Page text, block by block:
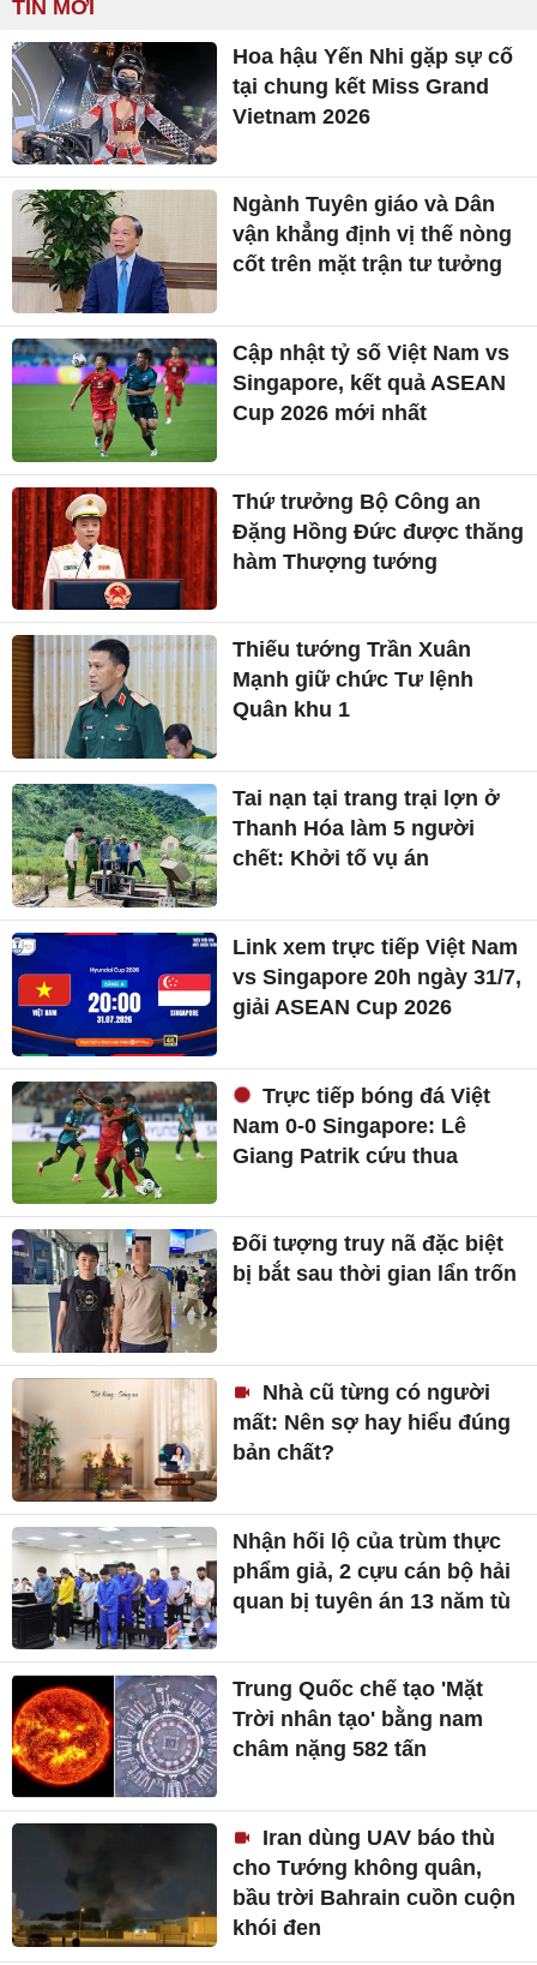
TIN MỚI
Hoa hậu Yến Nhi gặp sự cố
tại chung kết Miss Grand
Vietnam 2026
Ngành Tuyên giáo và Dân
vận khẳng định vị thế nòng
cốt trên mặt trận tư tưởng
Cập nhật tỷ số Việt Nam vs
Singapore, kết quả ASEAN
Cup 2026 mới nhất
Thứ trưởng Bộ Công an
Đặng Hồng Đức được thăng
hàm Thượng tướng
Thiếu tướng Trần Xuân
Mạnh giữ chức Tư lệnh
Quân khu 1
Tai nạn tại trang trại lợn ở
Thanh Hóa làm 5 người
chết: Khởi tố vụ án
Link xem trực tiếp Việt Nam
vs Singapore 20h ngày 31/7,
giải ASEAN Cup 2026
Trực tiếp bóng đá Việt
Nam 0-0 Singapore: Lê
Giang Patrik cứu thua
Đối tượng truy nã đặc biệt
bị bắt sau thời gian lẩn trốn
Nhà cũ từng có người
mất: Nên sợ hay hiểu đúng
bản chất?
Nhận hối lộ của trùm thực
phẩm giả, 2 cựu cán bộ hải
quan bị tuyên án 13 năm tù
Trung Quốc chế tạo 'Mặt
Trời nhân tạo' bằng nam
châm nặng 582 tấn
Iran dùng UAV báo thù
cho Tướng không quân,
bầu trời Bahrain cuồn cuộn
khói đen